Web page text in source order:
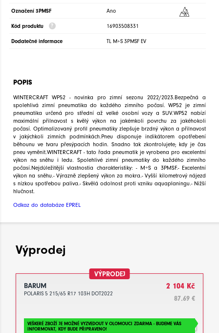
Označení 3PMSF Ano
Kód produktu 16903508331
Dodatečné informace TL M+S 3PMSF EV
POPIS
WINTERCRAFT WP52 - novinka pro zimní sezonu 2022/2023.Bezpečná a
spolehlivá zimní pneumatika do každého zimního počasí. WP52 je zimní
pneumatika určená pro střední až velké osobní vozy a SUV.WP52 nabízí
maximální přilnavost s kvělý výkon na jakémkoli povrchu za jakéhokoli
počasí. Optimalizovaný profil pneumatiky zlepšuje brzdný výkon a přilnavost
v jakýchkoli zimních podmínkách.Pneu disponuje indikátorem opotřebení
běhounu ve tvaru přesýpacích hodin. Snadno tak zkontrolujete; kdy je čas
pneu vyměnit.WINTERCRAFT - tato řada pneumatik je vyrobena pro excelentní
výkon na sněhu i ledu. Spolehlivé zimní pneumatiky do každého zimního
počasí.Nejdůležitější vlastnostia charakteristiky: - M+S a 3PMSF.- Excelentní
výkon na sněhu.- Výrazně zlepšený výkon za mokra.- Vyšší kilometrový nájezd
s nízkou spotřebou paliva.- Skvělá odolnost proti vzniku aquaplaningu.- Nižší
hlučnost.
Odkaz do databáze EPREL
Výprodej
VÝPRODEJ
BARUM
POLARIS 5 215/65 R17 103H DOT2022
2 104 Kč
87.69 €
VEŠKERÉ ZBOŽÍ JE MOŽNÉ VYZVEDOUT V OLOMOUCI ZDARMA - BUDEME VÁS
INFORMOVAT, KDY BUDE PŘIPRAVENO!